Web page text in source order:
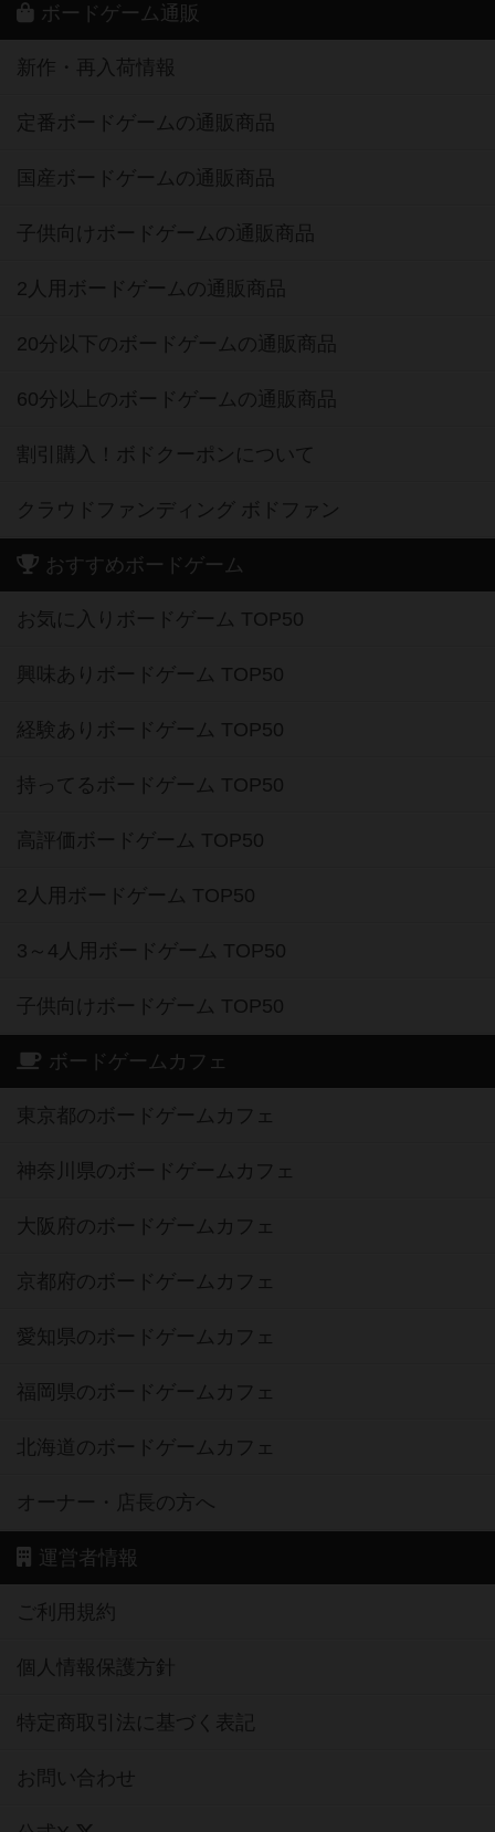
ボードゲーム通販
新作・再入荷情報
定番ボードゲームの通販商品
国産ボードゲームの通販商品
子供向けボードゲームの通販商品
2人用ボードゲームの通販商品
20分以下のボードゲームの通販商品
60分以上のボードゲームの通販商品
割引購入！ボドクーポンについて
クラウドファンディング ボドファン
おすすめボードゲーム
お気に入りボードゲーム TOP50
興味ありボードゲーム TOP50
経験ありボードゲーム TOP50
持ってるボードゲーム TOP50
高評価ボードゲーム TOP50
2人用ボードゲーム TOP50
3～4人用ボードゲーム TOP50
子供向けボードゲーム TOP50
ボードゲームカフェ
東京都のボードゲームカフェ
神奈川県のボードゲームカフェ
大阪府のボードゲームカフェ
京都府のボードゲームカフェ
愛知県のボードゲームカフェ
福岡県のボードゲームカフェ
北海道のボードゲームカフェ
オーナー・店長の方へ
運営者情報
ご利用規約
個人情報保護方針
特定商取引法に基づく表記
お問い合わせ